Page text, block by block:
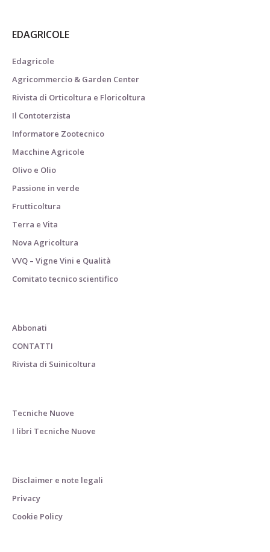
EDAGRICOLE
Edagricole
Agricommercio & Garden Center
Rivista di Orticoltura e Floricoltura
Il Contoterzista
Informatore Zootecnico
Macchine Agricole
Olivo e Olio
Passione in verde
Frutticoltura
Terra e Vita
Nova Agricoltura
VVQ – Vigne Vini e Qualità
Comitato tecnico scientifico
Abbonati
CONTATTI
Rivista di Suinicoltura
Tecniche Nuove
I libri Tecniche Nuove
Disclaimer e note legali
Privacy
Cookie Policy